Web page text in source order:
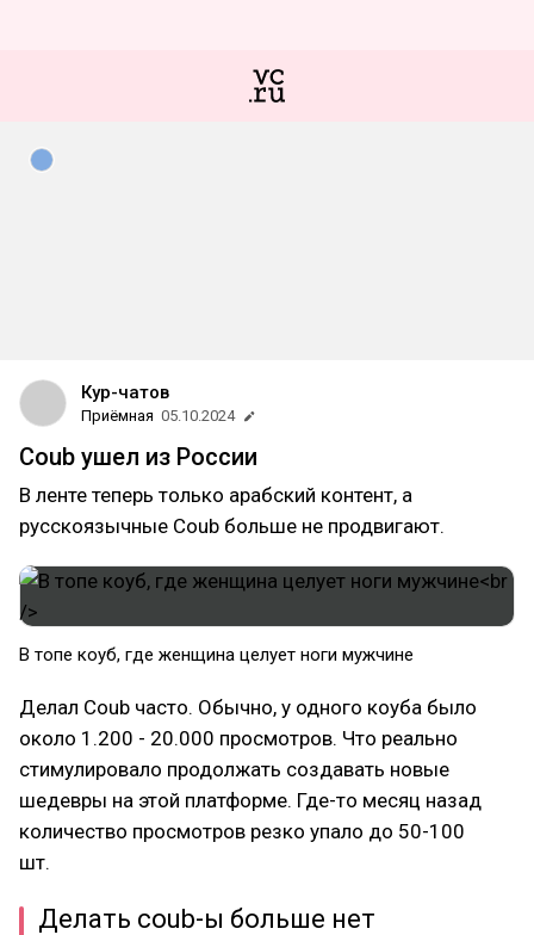
Кур-чатов
Приёмная 05.10.2024
Coub ушел из России
В ленте теперь только арабский контент, а
русскоязычные Coub больше не продвигают.
В топе коуб, где женщина целует ноги мужчине
Делал Coub часто. Обычно, у одного коуба было
около 1.200 - 20.000 просмотров. Что реально
стимулировало продолжать создавать новые
шедевры на этой платформе. Где-то месяц назад
количество просмотров резко упало до 50-100
шт.
Делать coub-ы больше нет